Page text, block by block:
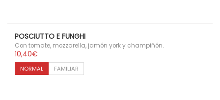
POSCIUTTO E FUNGHI
Con tomate, mozzarella, jamón york y champiñón.
10,40€
NORMAL FAMILIAR